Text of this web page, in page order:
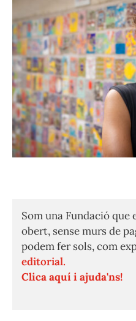
Som una Fundació
obert, sense murs de
podem fer sols, com
editorial.
Clica aquí i ajuda'ns!